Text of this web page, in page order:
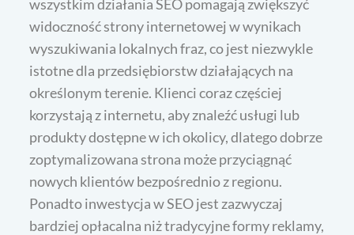
wszystkim działania SEO pomagają zwiększyć
widoczność strony internetowej w wynikach
wyszukiwania lokalnych fraz, co jest niezwykle
istotne dla przedsiębiorstw działających na
określonym terenie. Klienci coraz częściej
korzystają z internetu, aby znaleźć usługi lub
produkty dostępne w ich okolicy, dlatego dobrze
zoptymalizowana strona może przyciągnąć
nowych klientów bezpośrednio z regionu.
Ponadto inwestycja w SEO jest zazwyczaj
bardziej opłacalna niż tradycyjne formy reklamy,